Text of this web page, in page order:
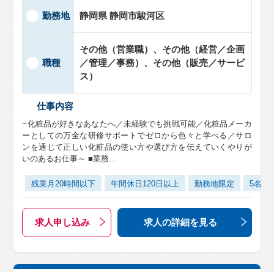
勤務地 静岡県 静岡市駿河区
職種
その他（営業職）、その他（経営／企画
／管理／事務）、その他（販売／サービ
ス）
仕事内容
~化粧品が好きなあなたへ／未経験でも挑戦可能／化粧品メーカ
ーとしての万全な研修サポートでゼロから色々と学べる／サロ
ンを通じて正しい化粧品の使い方や選び方を伝えていくやりが
いのあるお仕事～ ■業務…
残業月20時間以下 年間休日120日以上 勤務地限定 5名以
求人申し込み 求人の詳細を見る